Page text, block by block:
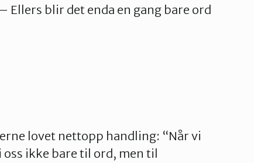
Ellers blir det enda en gang bare ord
lovet nettopp handling: “Når vi
ikke bare til ord, men til